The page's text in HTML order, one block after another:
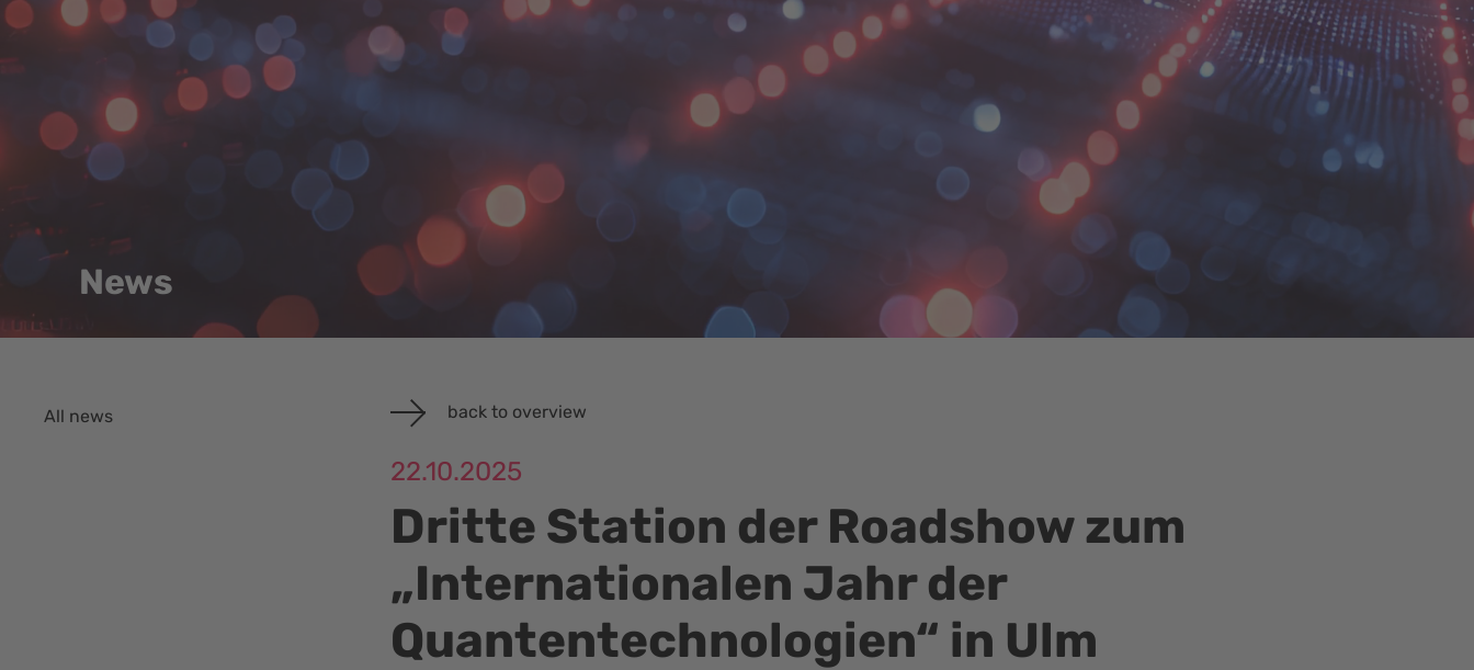
News
All news back to overview
22.10.2025
Dritte Station der Roadshow zum
„Internationalen Jahr der
Quantentechnologien“ in Ulm